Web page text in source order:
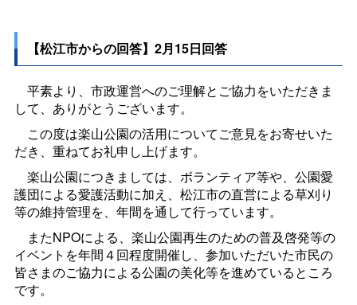
【松江市からの回答】2月15日回答
平素より、市政運営へのご理解とご協力をいただきま
して、ありがとうございます。
この度は楽山公園の活用についてご意見をお寄せいた
だき、重ねてお礼申し上げます。
楽山公園につきましては、ボランティア等や、公園愛
護団による愛護活動に加え、松江市の直営による草刈り
等の維持管理を、年間を通して行っています。
またNPOによる、楽山公園再生のための普及啓発等の
イベントを年間４回程度開催し、参加いただいた市民の
皆さまのご協力による公園の美化等を進めているところ
です。